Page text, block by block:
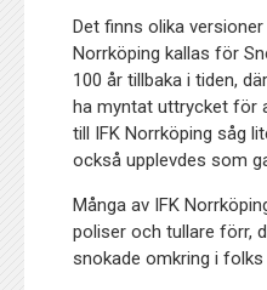
Det finns olika
Norrköping kallas för
100 år tillbaka i tiden,
ha myntat uttrycket för
till IFK Norrköping såg
också upplevdes som
Många av IFK
poliser och tullare förr,
snokade omkring i